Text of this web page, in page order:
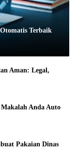
Terbaik
Aman: Legal,
Anda Auto
Pakaian Dinas